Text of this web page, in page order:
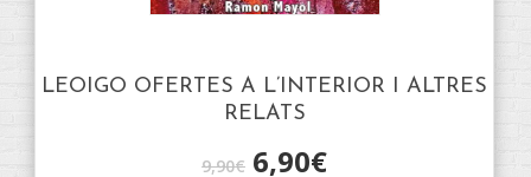
LEOIGO OFERTES A L’INTERIOR I ALTRES
RELATS
9,90€ 6,90€